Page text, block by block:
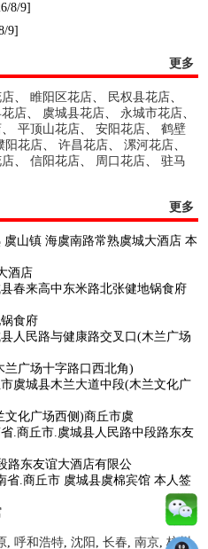
8/9]
9]
更多
、睢阳区花店、 民权县花店、
店、 虞城县花店、 永城市花店、
、平顶山花店、安阳花店、鹤壁
阳花店、许昌花店、漯河花店、
、信阳花店、 周口花店、驻马
更多
山镇 海虞南路常熟虞城大酒店 本
酒店
春来高中东米路北张健地锅食府
食府
人民路与健康路交叉口(木兰广场
兰广场十字路口西北角)
虞城县木兰大道中段(木兰文化广
文化广场西侧)商丘市虞
.商丘市.虞城县人民路中段路东友
路东友谊大酒店有限公
省.商丘市 虞城县虞棉宾馆 本人签
,呼和浩特,沈阳 ,长春,南京,杭州,